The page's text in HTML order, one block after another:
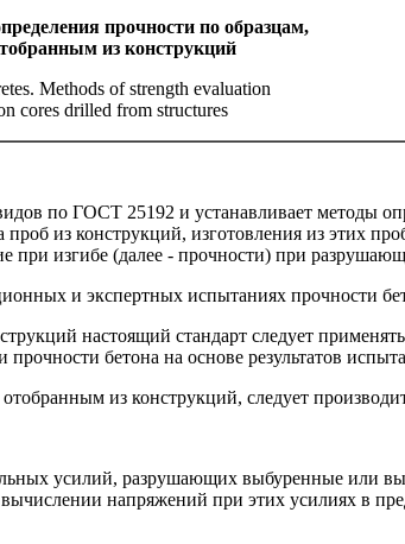
прочности по образцам,
из конструкций
Methods of strength evaluation
cores drilled from structures
по ГОСТ 25192 и устанавливает
из конструкций, изготовления из этих
при изгибе (далее - прочности) при
и экспертных испытаниях прочности
настоящий стандарт следует
бетона на основе результатов
из конструкций, следует
усилий, разрушающих выбуренные или
напряжений при этих усилиях в